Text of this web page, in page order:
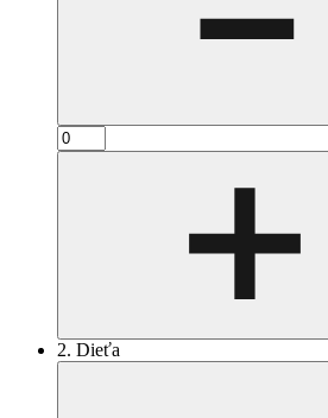
2. Dieťa